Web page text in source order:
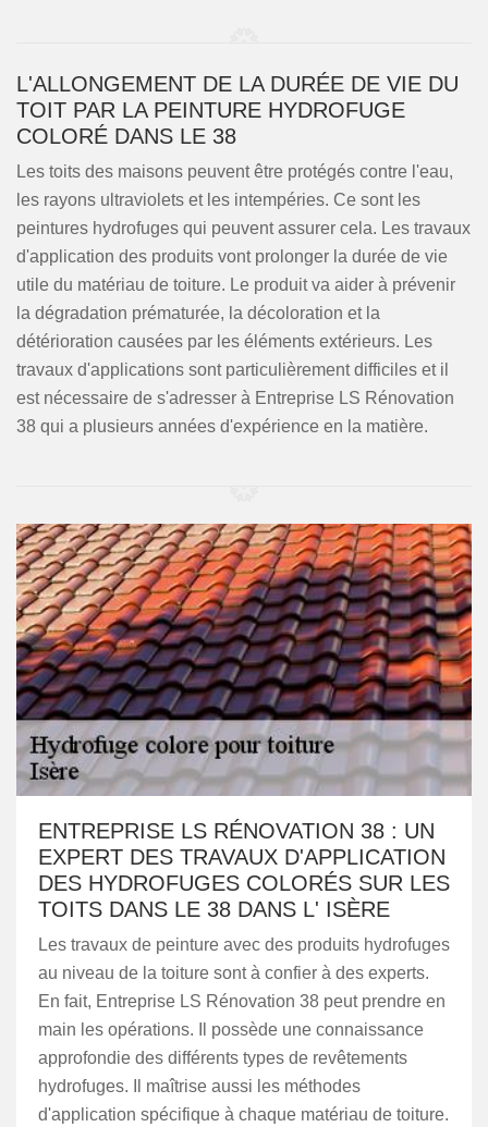
L'ALLONGEMENT DE LA DURÉE DE VIE DU
TOIT PAR LA PEINTURE HYDROFUGE
COLORÉ DANS LE 38
Les toits des maisons peuvent être protégés contre l'eau,
les rayons ultraviolets et les intempéries. Ce sont les
peintures hydrofuges qui peuvent assurer cela. Les travaux
d'application des produits vont prolonger la durée de vie
utile du matériau de toiture. Le produit va aider à prévenir
la dégradation prématurée, la décoloration et la
détérioration causées par les éléments extérieurs. Les
travaux d'applications sont particulièrement difficiles et il
est nécessaire de s'adresser à Entreprise LS Rénovation
38 qui a plusieurs années d'expérience en la matière.
ENTREPRISE LS RÉNOVATION 38 : UN
EXPERT DES TRAVAUX D'APPLICATION
DES HYDROFUGES COLORÉS SUR LES
TOITS DANS LE 38 DANS L' ISÈRE
Les travaux de peinture avec des produits hydrofuges
au niveau de la toiture sont à confier à des experts.
En fait, Entreprise LS Rénovation 38 peut prendre en
main les opérations. Il possède une connaissance
approfondie des différents types de revêtements
hydrofuges. Il maîtrise aussi les méthodes
d'application spécifique à chaque matériau de toiture.